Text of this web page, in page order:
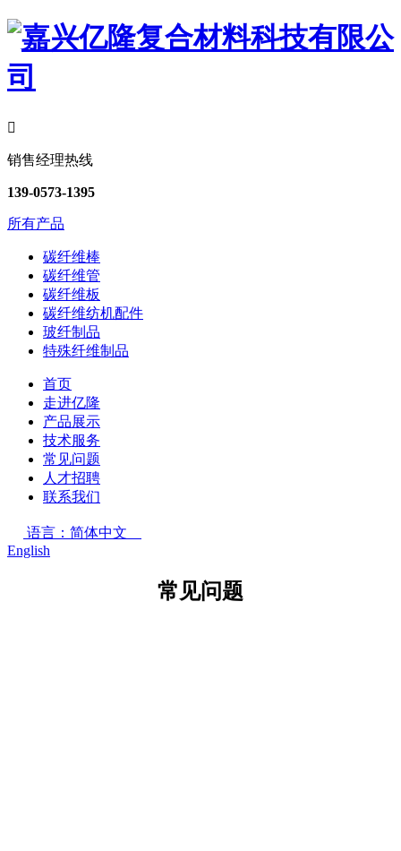

销售经理热线
139-0573-1395
所有产品
碳纤维棒
碳纤维管
碳纤维板
碳纤维纺机配件
玻纤制品
特殊纤维制品
首页
走进亿隆
产品展示
技术服务
常见问题
人才招聘
联系我们
语言：简体中文
English
常见问题